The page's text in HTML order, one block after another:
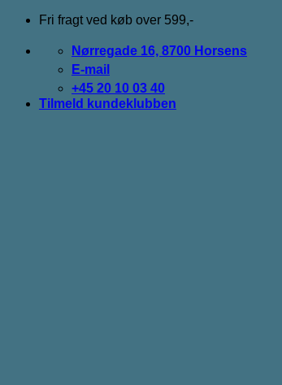
Fortsæt
indhold
Fri fragt ved køb over 599,-
Nørregade 16, 8700 Horsens
E-mail
+45 20 10 03 40
Tilmeld kundeklubben